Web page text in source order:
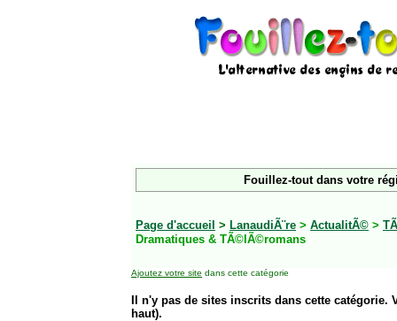
Fouillez-tout dans votre
Page d'accueil > LanaudiÃ¨re > ActualitÃ© >
Dramatiques & TÃ©lÃ©romans
Ajoutez votre site dans cette catégorie
Il n'y pas de sites inscrits dans cette
haut).